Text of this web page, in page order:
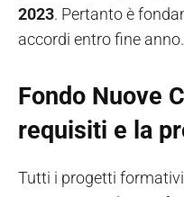
2023. Pertanto è
accordi entro fine anno.
Fondo Nuove
requisiti e la
Tutti i progetti